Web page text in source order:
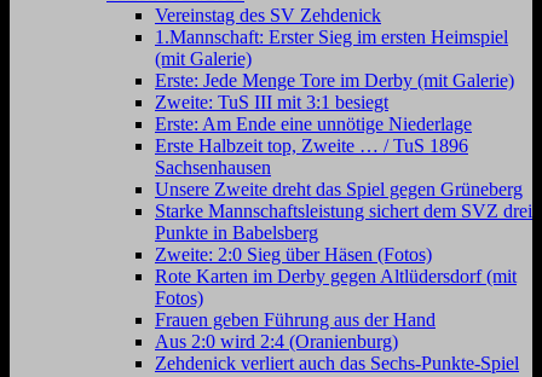
Vereinstag des SV Zehdenick
1.Mannschaft: Erster Sieg im ersten Heimspiel
(mit Galerie)
Erste: Jede Menge Tore im Derby (mit Galerie)
Zweite: TuS III mit 3:1 besiegt
Erste: Am Ende eine unnötige Niederlage
Erste Halbzeit top, Zweite … / TuS 1896
Sachsenhausen
Unsere Zweite dreht das Spiel gegen Grüneberg
Starke Mannschaftsleistung sichert dem SVZ drei
Punkte in Babelsberg
Zweite: 2:0 Sieg über Häsen (Fotos)
Rote Karten im Derby gegen Altlüdersdorf (mit
Fotos)
Frauen geben Führung aus der Hand
Aus 2:0 wird 2:4 (Oranienburg)
Zehdenick verliert auch das Sechs-Punkte-Spiel